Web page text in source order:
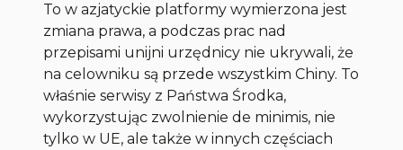
To w azjatyckie platformy wymierzona jest
zmiana prawa, a podczas prac nad
przepisami unijni urzędnicy nie ukrywali, że
na celowniku są przede wszystkim Chiny. To
właśnie serwisy z Państwa Środka,
wykorzystując zwolnienie de minimis, nie
tylko w UE, ale także w innych częściach